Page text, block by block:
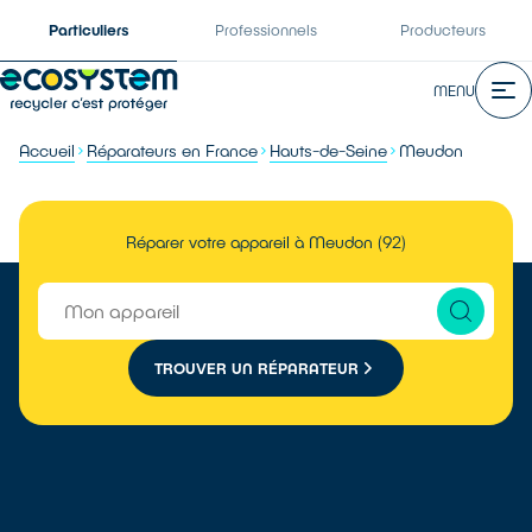
Particuliers Professionnels Producteurs
MENU
Accueil Réparateurs en France Hauts-de-Seine Meudon
Réparer votre appareil à Meudon (92)
TROUVER UN RÉPARATEUR